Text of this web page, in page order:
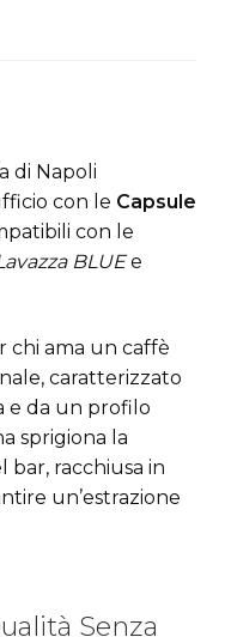
di Napoli
con le Capsule
con le
BLUEe
chi ama un caffè
caratterizzato
e da un profilo
sprigiona la
bar, racchiusa in
un’estrazione
Senza